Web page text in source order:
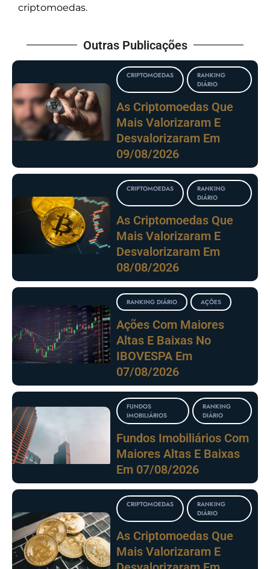
criptomoedas.
Outras Publicações
CRIPTOMOEDAS
RANKING
DIÁRIO
As Criptomoedas Que
Mais Valorizaram E
Desvalorizaram Em
09/08/2026
CRIPTOMOEDAS
RANKING
DIÁRIO
As Criptomoedas Que
Mais Valorizaram E
Desvalorizaram Em
08/08/2026
RANKING DIÁRIO AÇÕES
Ações Com Maiores
Altas E Baixas No
IBOVESPA Em
07/08/2026
FUNDOS
IMOBILIÁRIOS
RANKING
DIÁRIO
Fundos Imobiliários Com
Maiores Altas E Baixas
Em 07/08/2026
CRIPTOMOEDAS
RANKING
DIÁRIO
As Criptomoedas Que
Mais Valorizaram E